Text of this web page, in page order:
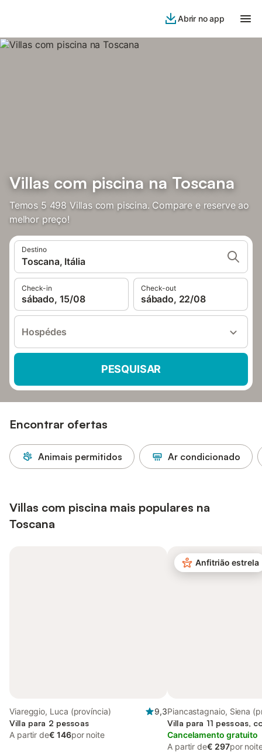
Abrir no app
Villas com piscina na Toscana
Temos 5 498 Villas com piscina. Compare e reserve ao
melhor preço!
Destino
Toscana, Itália
Check-in
sábado, 15/08
Check-out
sábado, 22/08
Hospédes
PESQUISAR
Encontrar ofertas
Animais permitidos Ar condicionado
Villas com piscina mais populares na
Toscana
Viareggio, Luca (província)
9,3
Villa para 2 pessoas
A partir de€ 146por noite
Anfitrião estrela
Piancastagnaio, Siena
Villa para 11 pessoas,
Cancelamento gratuito
A partir de€ 297por